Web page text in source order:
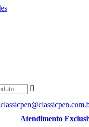
Atendimento